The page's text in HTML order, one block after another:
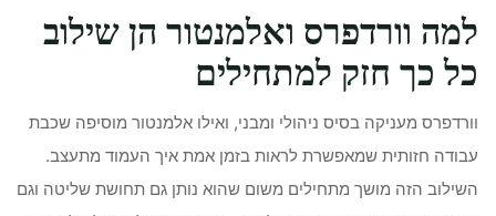
למה וורדפרס ואלמנטור הן שילוב
כל כך חזק למתחילים
וורדפרס מעניקה בסיס ניהולי ומבני, ואילו אלמנטור מוסיפה שכבת
עבודה חזותית שמאפשרת לראות בזמן אמת איך העמוד מתעצב.
השילוב הזה מושך מתחילים משום שהוא נותן גם תחושת שליטה וגם